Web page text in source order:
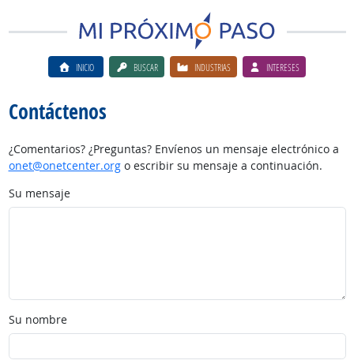
INICIO BUSCAR INDUSTRIAS INTERESES
Contáctenos
¿Comentarios? ¿Preguntas? Envíenos un mensaje electrónico a
onet@onetcenter.orgo escribir su mensaje a continuación.
Su mensaje
Su nombre